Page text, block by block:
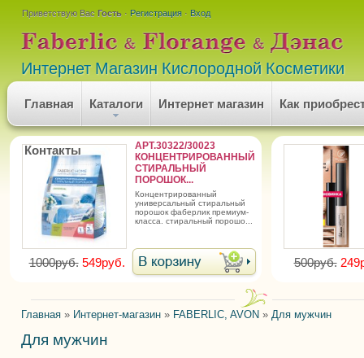
Приветствую Вас Гость · Регистрация · Вход
Интернет Магазин Кислородной Косметики
Главная Каталоги Интернет магазин Как
Контакты
АРТ.30322/30023
КОНЦЕНТРИРОВАННЫЙ
СТИРАЛЬНЫЙ
ПОРОШОК...
концентрированный
универсальный стиральный
порошок фаберлик премиум-
класса. стиральный порошо...
1000руб. 549руб. 500руб.
Главная » Интернет-магазин » FABERLIC, AVON » Для мужчин
Для мужчин